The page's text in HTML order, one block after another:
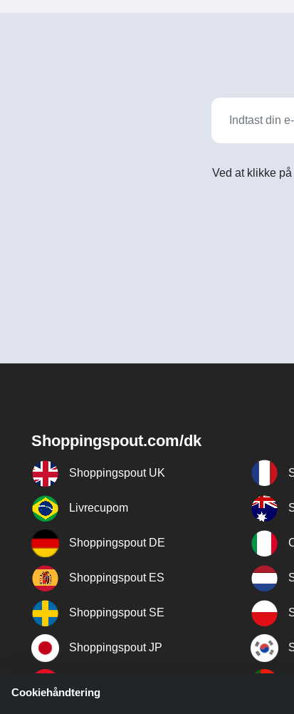
Ved at klikke
Shoppingspout.com/dk
Shoppingspout UK
Livrecupom
Shoppingspout DE
Shoppingspout ES
Shoppingspout SE
Shoppingspout JP
Cookiehåndtering